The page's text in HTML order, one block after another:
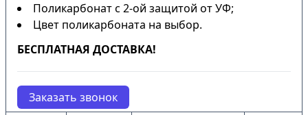
Поликарбонат с 2-ой защитой от УФ;
Цвет поликарбоната на выбор.
БЕСПЛАТНАЯ ДОСТАВКА!
Заказать звонок